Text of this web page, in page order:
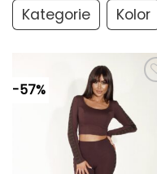
Kategorie Kolor
-57%